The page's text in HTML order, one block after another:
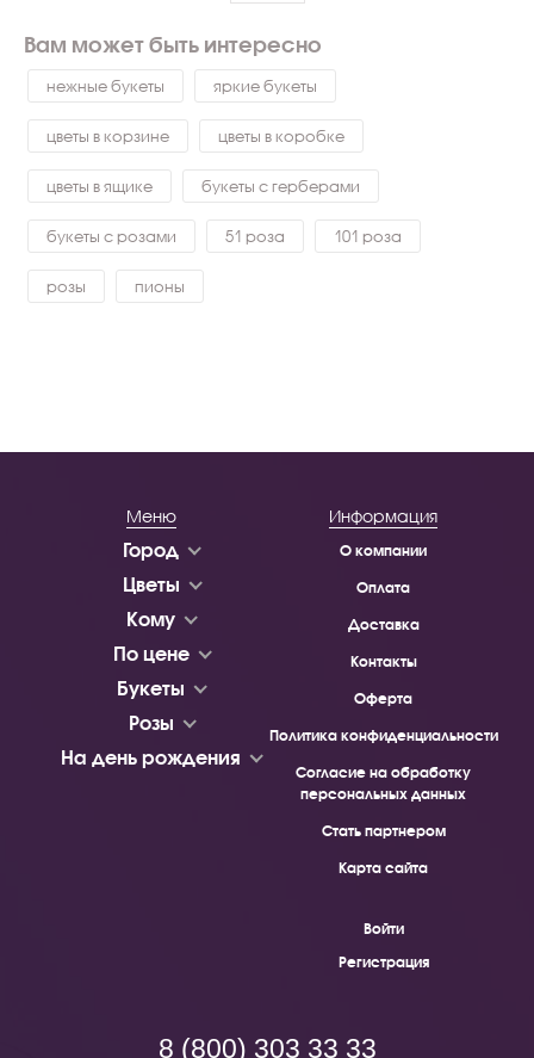
Вам может быть интересно
нежные букеты яркие букеты
цветы в корзине цветы в коробке
цветы в ящике букеты с герберами
букеты с розами 51 роза 101 роза
розы пионы
Меню
Город
Цветы
Кому
По цене
Букеты
Розы
На день рождения
Информация
О компании
Оплата
Доставка
Контакты
Оферта
Политика конфиденциальности
Согласие на обработку
персональных данных
Стать партнером
Карта сайта
Войти
Регистрация
8 (800) 303 33 33